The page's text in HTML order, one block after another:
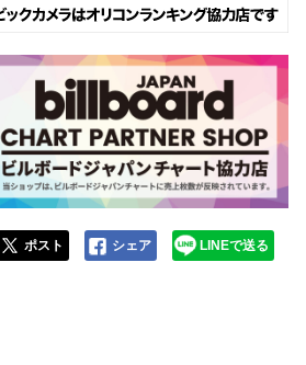
ポスト シェア LINEで送る